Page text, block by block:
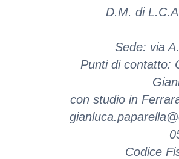
D.M. di
Sede: via
Punti di contatto:
con studio in
Codice